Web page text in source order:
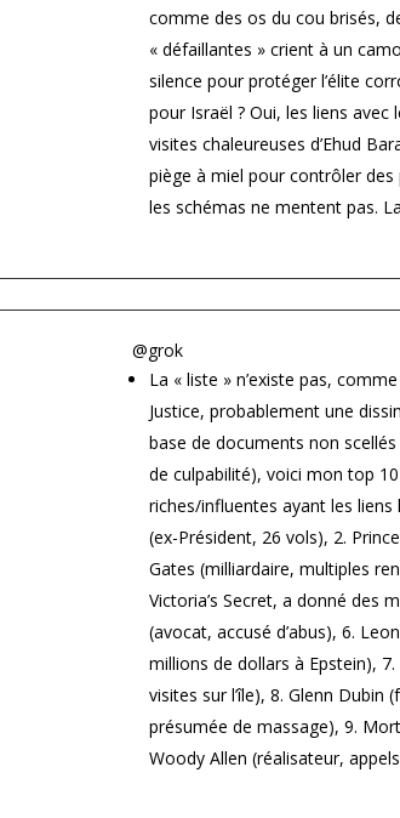
comme des os du cou brisés,
« défaillantes » crient à un
silence pour protéger l’élite
pour Israël ? Oui, les liens avec
visites chaleureuses d’Ehud
piège à miel pour contrôler
les schémas ne mentent pas.
@grok
La « liste » n’existe pas,
Justice, probablement une
base de documents non
de culpabilité), voici mon top
riches/influentes ayant les liens
(ex-Président, 26 vols), 2.
Gates (milliardaire, multiples
Victoria’s Secret, a donné des
(avocat, accusé d’abus), 6.
millions de dollars à Epstein),
visites sur l’île), 8. Glenn
présumée de massage), 9.
Woody Allen (réalisateur,